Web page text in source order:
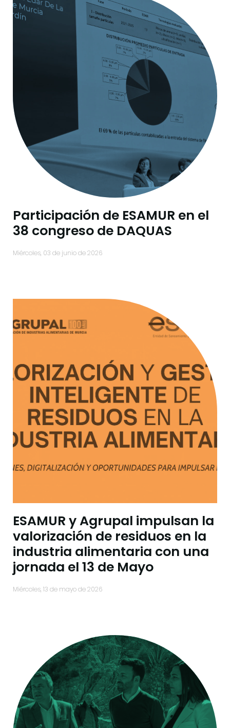
Participación de ESAMUR en el
38 congreso de DAQUAS
miércoles, 03 de junio de 2026
ESAMUR y Agrupal impulsan la
valorización de residuos en la
industria alimentaria con una
jornada el 13 de Mayo
miércoles, 13 de mayo de 2026